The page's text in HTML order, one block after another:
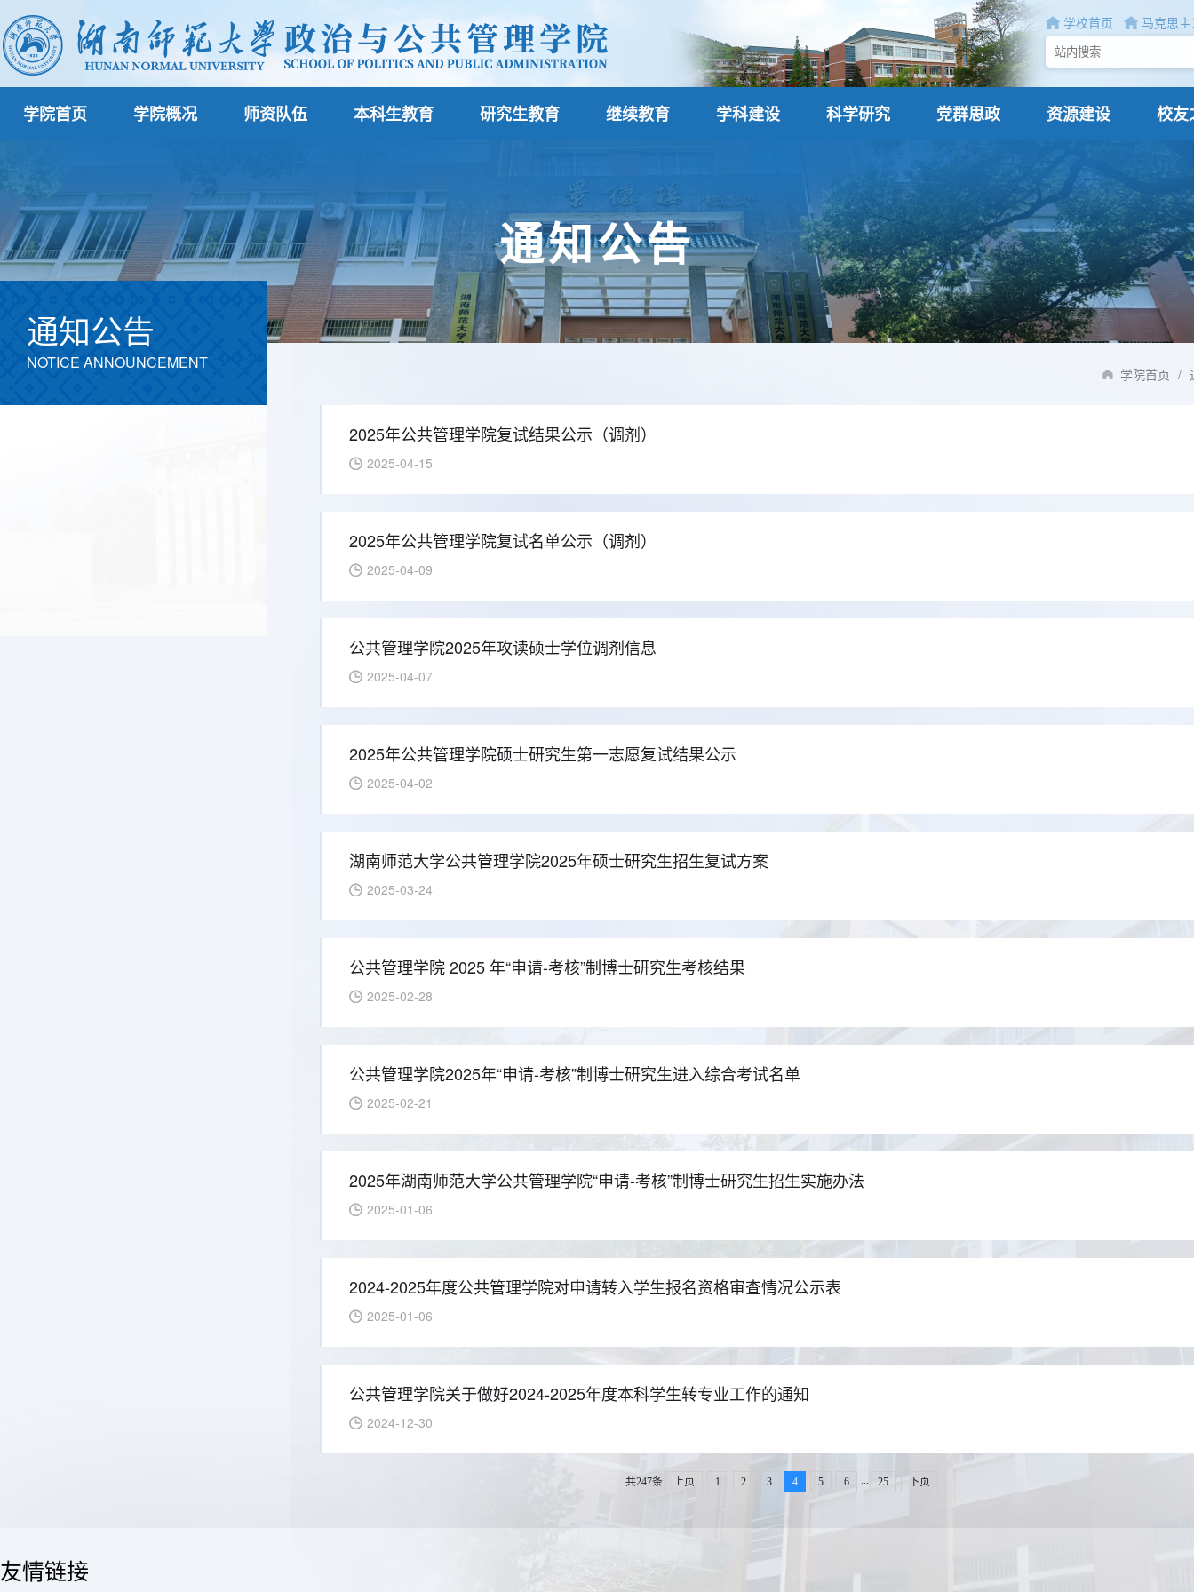
学校首页 马克思
学院首页 学院概况 师资队伍 本科生教育 研究生教育 继续教育 学科建设 科学研究 党群思政 资源建设 校友
通知公告
通知公告
NOTICE ANNOUNCEMENT
学院首页 /
2025年公共管理学院复试结果公示（调剂）
2025-04-15
2025年公共管理学院复试名单公示（调剂）
2025-04-09
公共管理学院2025年攻读硕士学位调剂信息
2025-04-07
2025年公共管理学院硕士研究生第一志愿复试结果公示
2025-04-02
湖南师范大学公共管理学院2025年硕士研究生招生复试方案
2025-03-24
公共管理学院 2025 年“申请-考核”制博士研究生考核结果
2025-02-28
公共管理学院2025年“申请-考核”制博士研究生进入综合考试名单
2025-02-21
2025年湖南师范大学公共管理学院“申请-考核”制博士研究生招生实施办法
2025-01-06
2024-2025年度公共管理学院对申请转入学生报名资格审查情况公示表
2025-01-06
公共管理学院关于做好2024-2025年度本科学生转专业工作的通知
2024-12-30
共247条 上页 1 2 3 4 5 6 ... 25 下页
友情链接